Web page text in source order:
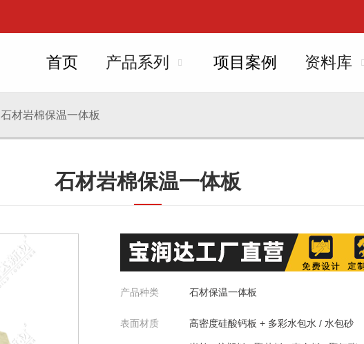
首页 产品系列 项目案例 资料库
石材岩棉保温一体板
石材岩棉保温一体板
产品种类 石材保温一体板
表面材质 高密度硅酸钙板 + 多彩水包水 / 水包砂